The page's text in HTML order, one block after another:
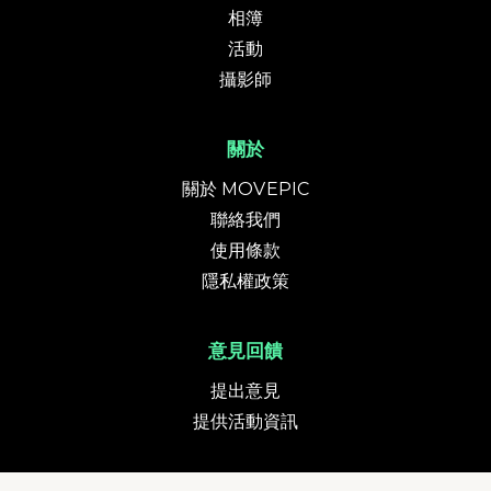
相簿
活動
攝影師
關於
關於 MOVEPIC
聯絡我們
使用條款
隱私權政策
意見回饋
提出意見
提供活動資訊